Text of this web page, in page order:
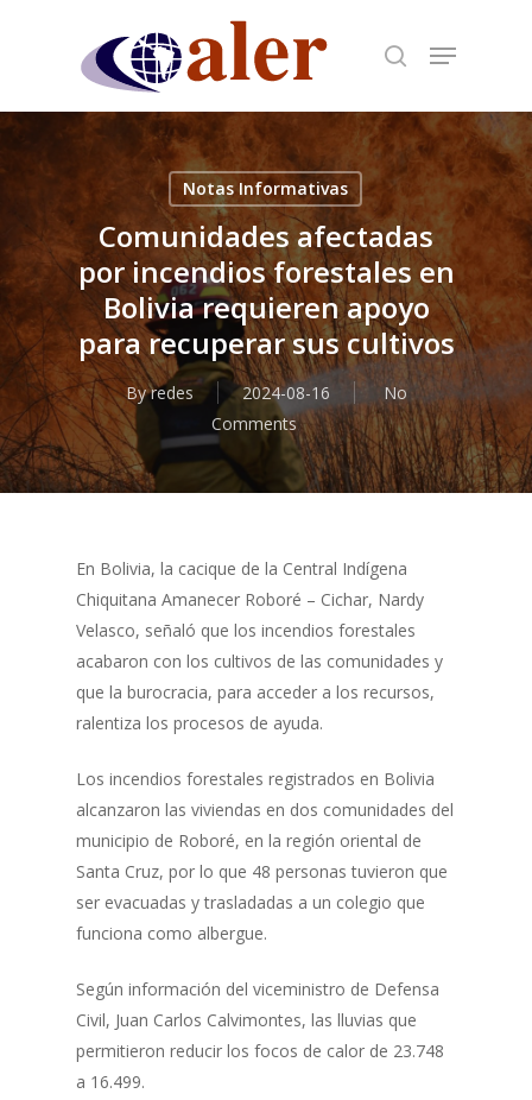
content
Notas Informativas
Comunidades afectadas
por incendios forestales en
Bolivia requieren apoyo
para recuperar sus cultivos
By redes 2024-08-16
No
Comments
En Bolivia, la cacique de la Central Indígena
Chiquitana Amanecer Roboré – Cichar, Nardy
Velasco, señaló que los incendios forestales
acabaron con los cultivos de las comunidades y
que la burocracia, para acceder a los recursos,
ralentiza los procesos de ayuda.
Los incendios forestales registrados en Bolivia
alcanzaron las viviendas en dos comunidades del
municipio de Roboré, en la región oriental de
Santa Cruz, por lo que 48 personas tuvieron que
ser evacuadas y trasladadas a un colegio que
funciona como albergue.
Según información del viceministro de Defensa
Civil, Juan Carlos Calvimontes, las lluvias que
permitieron reducir los focos de calor de 23.748
a 16.499.